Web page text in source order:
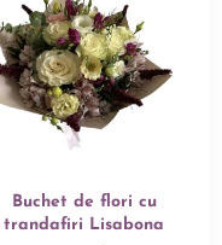
Buchet de flori cu
trandafiri Lisabona